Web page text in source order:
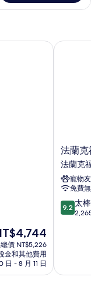
總價 NT$5,226
金和其他費用
日 - 8 月 11 日
法
蘭
克
福
機
場
凱
法
法蘭克
法蘭克
寵物
免費
9.2
分，
棒
9.2 太
法蘭克